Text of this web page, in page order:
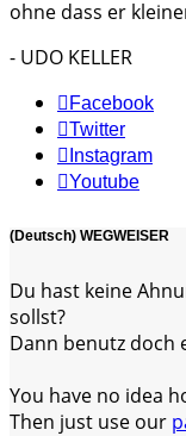
ohne dass er
- UDO KELLER
Facebook
Twitter
Instagram
Youtube
(Deutsch) WEGWEISER
Du hast keine
sollst?
Dann benutz doch
You have no idea
Then just use our